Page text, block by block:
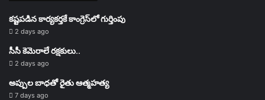
కష్టపడిన కార్యకర్తకే కాంగ్రెస్‌లో గుర్తింపు
2 days ago
సీసీ కెమెరాలే రక్షకులు..
2 days ago
అప్పుల బాధతో రైతు ఆత్మహత్య
7 days ago